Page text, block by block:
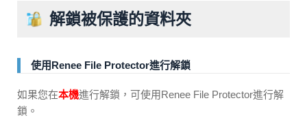
解鎖被保護的資料夾
使用Renee File Protector進行解鎖
如果您在本機進行解鎖，可使用Renee File Protector進行解
鎖。